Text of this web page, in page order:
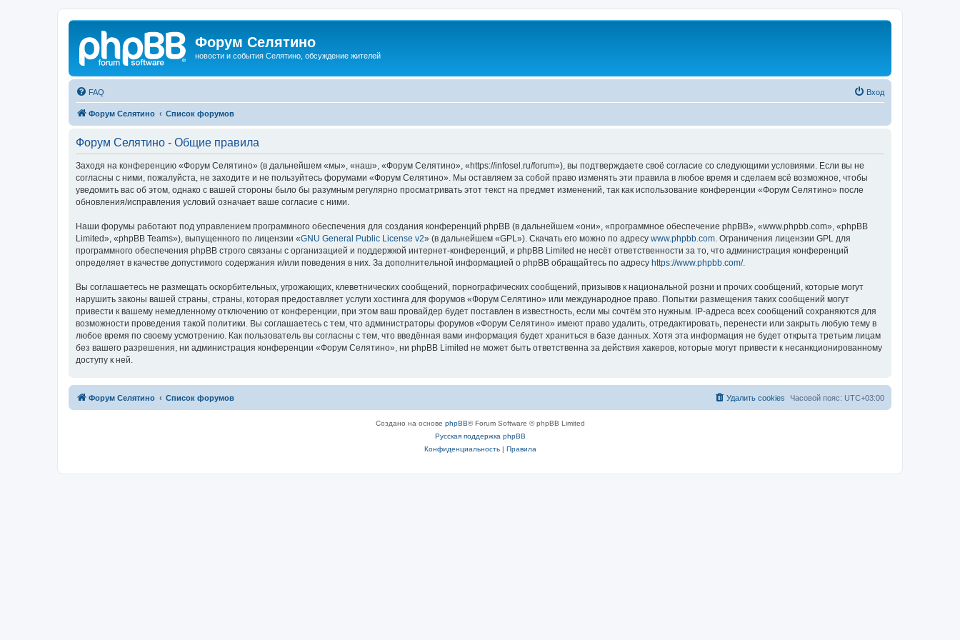
Форум Селятино
новости и события Селятино, обсуждение жителей
FAQ Вход
Форум Селятино Список форумов
Форум Селятино - Общие правила
Заходя на конференцию «Форум Селятино» (в дальнейшем «мы», «наш», «Форум Селятино», «https://infosel.ru/forum»), вы подтверждаете своё согласие со следующими условиями. Если вы не
согласны с ними, пожалуйста, не заходите и не пользуйтесь форумами «Форум Селятино». Мы оставляем за собой право изменять эти правила в любое время и сделаем всё возможное, чтобы
уведомить вас об этом, однако с вашей стороны было бы разумным регулярно просматривать этот текст на предмет изменений, так как использование конференции «Форум Селятино» после
обновления/исправления условий означает ваше согласие с ними.
Наши форумы работают под управлением программного обеспечения для создания конференций phpBB (в дальнейшем «они», «программное обеспечение phpBB», «www.phpbb.com», «phpBB
Limited», «phpBB Teams»), выпущенного по лицензии «GNU General Public License v2» (в дальнейшем «GPL»). Скачать его можно по адресу www.phpbb.com . Ограничения лицензии GPL для
программного обеспечения phpBB строго связаны с организацией и поддержкой интернет-конференций, и phpBB Limited не несёт ответственности за то, что администрация конференций
определяет в качестве допустимого содержания и/или поведения в них. За дополнительной информацией о phpBB обращайтесь по адресу https://www.phpbb.com/.
Вы соглашаетесь не размещать оскорбительных, угрожающих, клеветнических сообщений, порнографических сообщений, призывов к национальной розни и прочих сообщений, которые могут
нарушить законы вашей страны, страны, которая предоставляет услуги хостинга для форумов «Форум Селятино» или международное право. Попытки размещения таких сообщений могут
привести к вашему немедленному отключению от конференции, при этом ваш провайдер будет поставлен в известность, если мы сочтём это нужным. IP-адреса всех сообщений сохраняются для
возможности проведения такой политики. Вы соглашаетесь с тем, что администраторы форумов «Форум Селятино» имеют право удалить, отредактировать, перенести или закрыть любую тему в
любое время по своему усмотрению. Как пользователь вы согласны с тем, что введённая вами информация будет храниться в базе данных. Хотя эта информация не будет открыта третьим лицам
без вашего разрешения, ни администрация конференции «Форум Селятино», ни phpBB Limited не может быть ответственна за действия хакеров, которые могут привести к несанкционированному
доступу к ней.
Форум Селятино Список форумов Часовой пояс: UTC+03:00
Удалить cookies
Создано на основе phpBB® Forum Software © phpBB Limited
Русская поддержка phpBB
Конфиденциальность| Правила